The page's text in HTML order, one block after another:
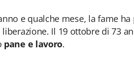
e qualche mese, la fame
Il 19 ottobre di 73
pane e lavoro.